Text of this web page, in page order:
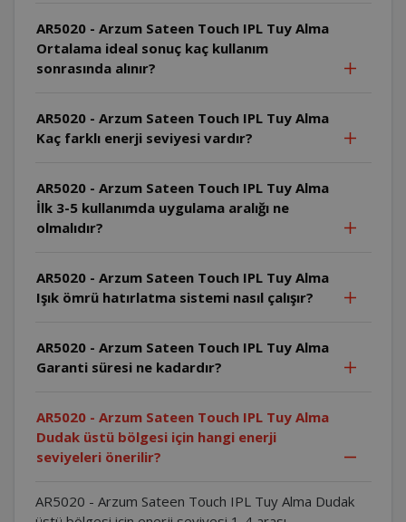
AR5020 - Arzum Sateen Touch IPL Tuy Alma
Ortalama ideal sonuç kaç kullanım
sonrasında alınır?
AR5020 - Arzum Sateen Touch IPL Tuy Alma
Kaç farklı enerji seviyesi vardır?
AR5020 - Arzum Sateen Touch IPL Tuy Alma
İlk 3-5 kullanımda uygulama aralığı ne
olmalıdır?
AR5020 - Arzum Sateen Touch IPL Tuy Alma
Işık ömrü hatırlatma sistemi nasıl çalışır?
AR5020 - Arzum Sateen Touch IPL Tuy Alma
Garanti süresi ne kadardır?
AR5020 - Arzum Sateen Touch IPL Tuy Alma
Dudak üstü bölgesi için hangi enerji
seviyeleri önerilir?
AR5020 - Arzum Sateen Touch IPL Tuy Alma Dudak